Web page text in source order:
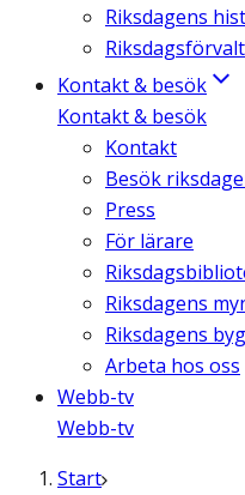
Riksdagens
Kontakt & besök
Kontakt & besök
Kontakt
Besök
Press
För lärare
Riksdagens
Riksdagens
Arbeta hos oss
Webb-tv
Webb-tv
Start